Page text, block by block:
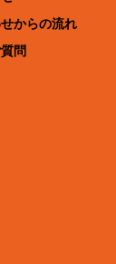
からの流れ
問